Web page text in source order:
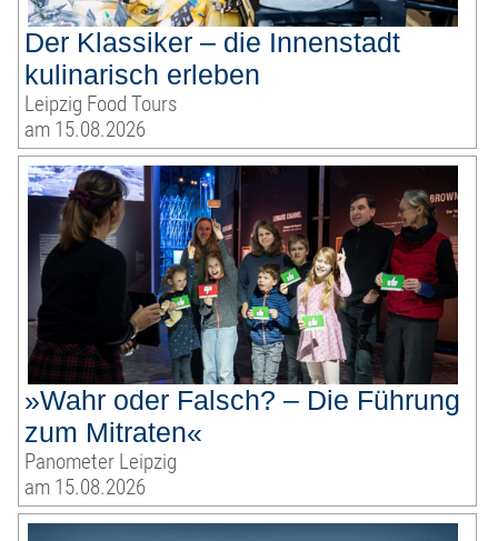
Der Klassiker – die Innenstadt
kulinarisch erleben
Leipzig Food Tours
am 15.08.2026
»Wahr oder Falsch? – Die Führung
zum Mitraten«
Panometer Leipzig
am 15.08.2026